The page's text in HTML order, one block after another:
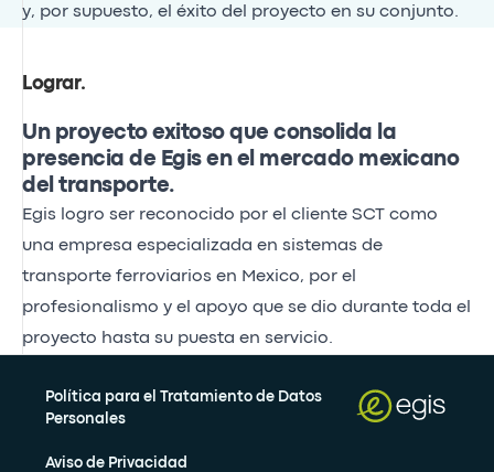
y, por supuesto, el éxito del proyecto en su conjunto.
Lograr.
Un proyecto exitoso que consolida la
presencia de Egis en el mercado mexicano
del transporte.
Egis logro ser reconocido por el cliente SCT como
una empresa especializada en sistemas de
transporte ferroviarios en Mexico, por el
profesionalismo y el apoyo que se dio durante toda el
proyecto hasta su puesta en servicio.
Política para el Tratamiento de Datos
Personales
Aviso de Privacidad